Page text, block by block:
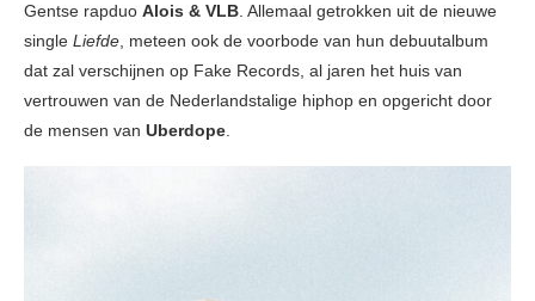
Gentse rapduo Alois & VLB. Allemaal getrokken uit de nieuwe
single Liefde, meteen ook de voorbode van hun debuutalbum
dat zal verschijnen op Fake Records, al jaren het huis van
vertrouwen van de Nederlandstalige hiphop en opgericht door
de mensen van Uberdope.